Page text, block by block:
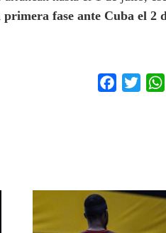
fase ante Cuba el 2
Facebook
Twitter